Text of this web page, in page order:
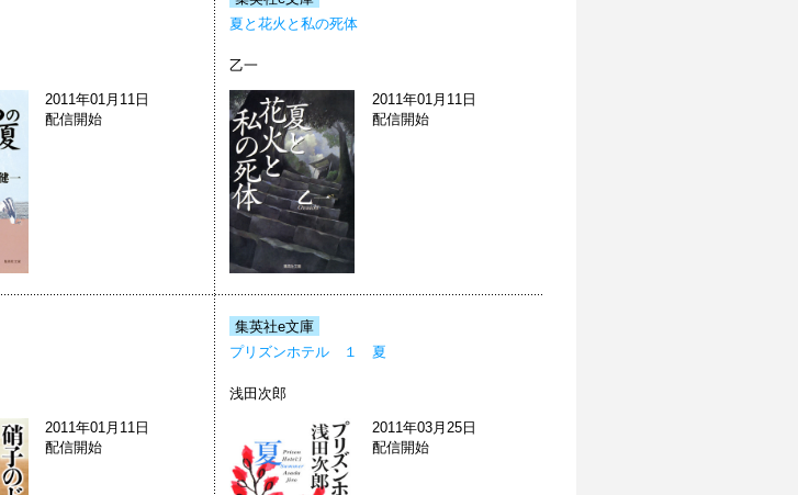
2011年01月11日
配信開始
夏と花火と私の死体
乙一
2011年01月11日
配信開始
2011年01月11日
配信開始
集英社e文庫
プリズンホテル １ 夏
浅田次郎
2011年03月25日
配信開始